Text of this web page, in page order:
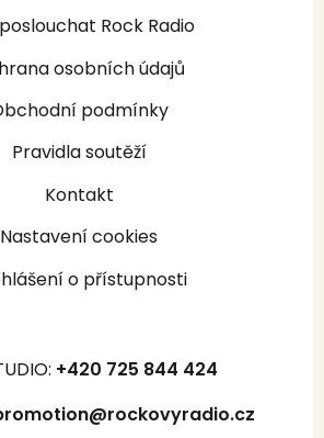
Rock Radio
osobních údajů
podmínky
Pravidla soutěží
Kontakt
Nastavení cookies
o přístupnosti
+420 725 844 424